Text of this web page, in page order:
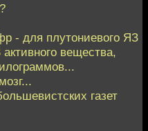
- для плутониевого ЯЗ
вещества,
газет